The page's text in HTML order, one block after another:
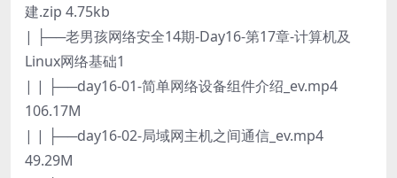
建.zip 4.75kb
| ├──老男孩网络安全14期-Day16-第17章-计算机及
Linux网络基础1
| | ├──day16-01-简单网络设备组件介绍_ev.mp4
106.17M
| | ├──day16-02-局域网主机之间通信_ev.mp4
49.29M